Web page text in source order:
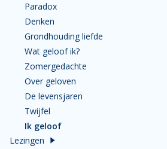
Paradox
Denken
Grondhouding liefde
Wat geloof ik?
Zomergedachte
Over geloven
De levensjaren
Twijfel
Ik geloof
Lezingen